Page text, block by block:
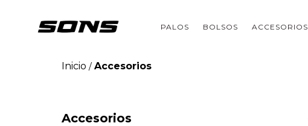
PALOS BOLSOS ACCESORIOS
Inicio / Accesorios
Accesorios